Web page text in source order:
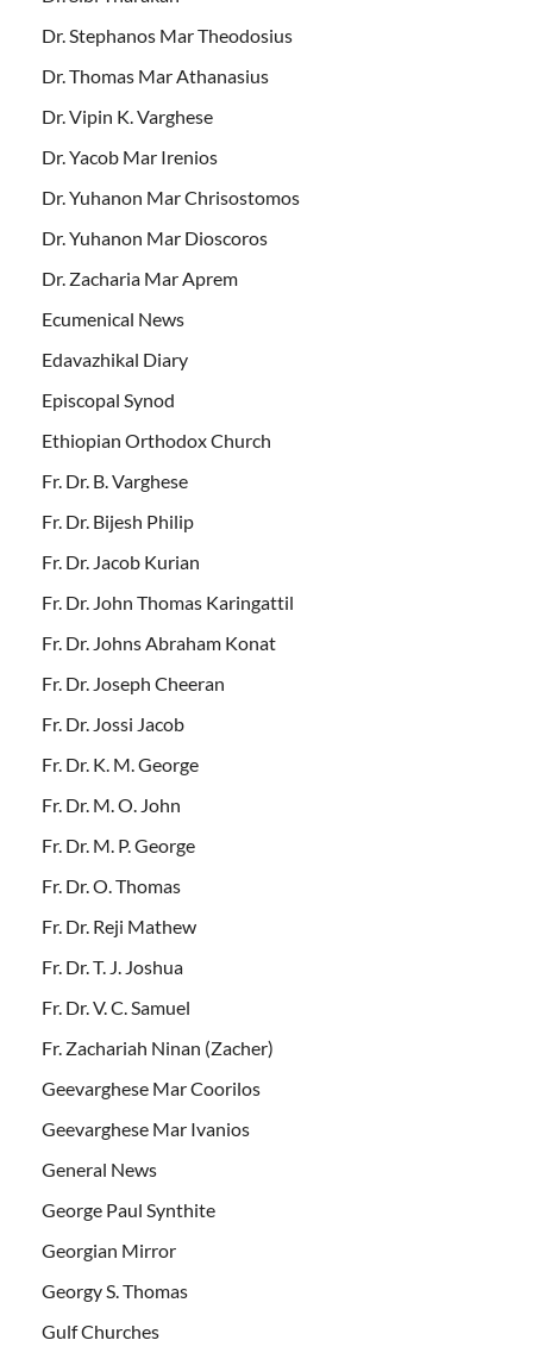
Dr. Stephanos Mar Theodosius
Dr. Thomas Mar Athanasius
Dr. Vipin K. Varghese
Dr. Yacob Mar Irenios
Dr. Yuhanon Mar Chrisostomos
Dr. Yuhanon Mar Dioscoros
Dr. Zacharia Mar Aprem
Ecumenical News
Edavazhikal Diary
Episcopal Synod
Ethiopian Orthodox Church
Fr. Dr. B. Varghese
Fr. Dr. Bijesh Philip
Fr. Dr. Jacob Kurian
Fr. Dr. John Thomas Karingattil
Fr. Dr. Johns Abraham Konat
Fr. Dr. Joseph Cheeran
Fr. Dr. Jossi Jacob
Fr. Dr. K. M. George
Fr. Dr. M. O. John
Fr. Dr. M. P. George
Fr. Dr. O. Thomas
Fr. Dr. Reji Mathew
Fr. Dr. T. J. Joshua
Fr. Dr. V. C. Samuel
Fr. Zachariah Ninan (Zacher)
Geevarghese Mar Coorilos
Geevarghese Mar Ivanios
General News
George Paul Synthite
Georgian Mirror
Georgy S. Thomas
Gulf Churches